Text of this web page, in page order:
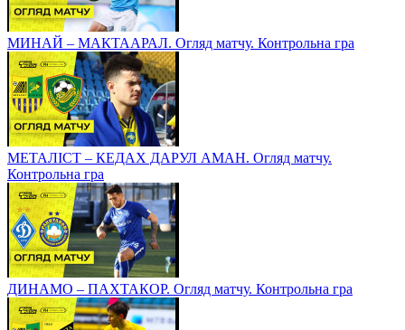
МИНАЙ – МАКТААРАЛ. Огляд матчу. Контрольна гра
МЕТАЛІСТ – КЕДАХ ДАРУЛ АМАН. Огляд матчу.
Контрольна гра
ДИНАМО – ПАХТАКОР. Огляд матчу. Контрольна гра